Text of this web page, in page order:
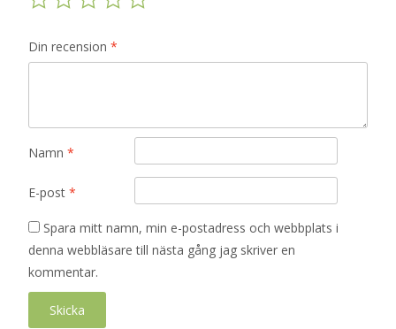
Din recension *
Namn *
E-post *
Spara mitt namn, min e-postadress och webbplats i
denna webbläsare till nästa gång jag skriver en
kommentar.